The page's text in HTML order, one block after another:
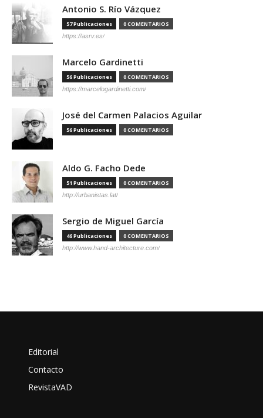
Antonio S. Río Vázquez
57 Publicaciones 0 COMENTARIOS
https://asrv.es/
Marcelo Gardinetti
56 Publicaciones 0 COMENTARIOS
https://marcelogardinetti.com/
José del Carmen Palacios Aguilar
56 Publicaciones 0 COMENTARIOS
Aldo G. Facho Dede
51 Publicaciones 0 COMENTARIOS
http://urbanistas.lat/
Sergio de Miguel García
46 Publicaciones 0 COMENTARIOS
http://www.hand-architecture.com/
Editorial
Contacto
RevistaVAD